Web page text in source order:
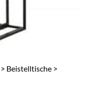
Beistelltische >